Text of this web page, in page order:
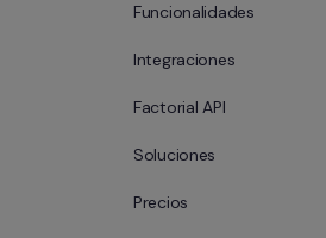
Funcionalidades
Integraciones
Factorial API
Soluciones
Precios